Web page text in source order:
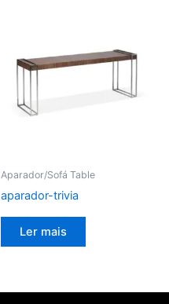
Aparador/Sofá Table
aparador-trivia
Ler mais